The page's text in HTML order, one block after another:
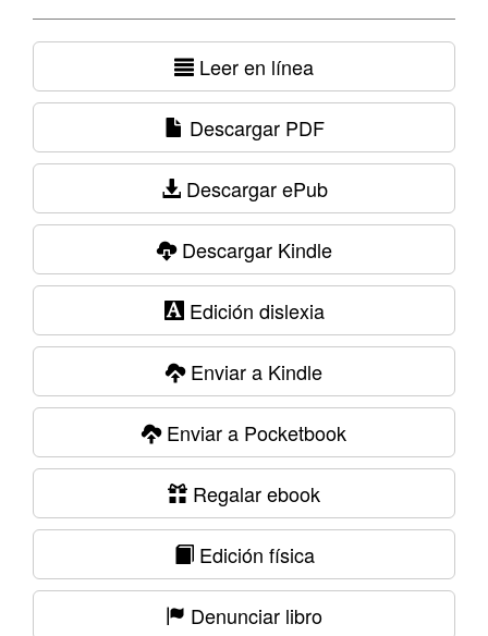
Leer en línea
Descargar PDF
Descargar ePub
Descargar Kindle
Edición dislexia
Enviar a Kindle
Enviar a Pocketbook
Regalar ebook
Edición física
Denunciar libro